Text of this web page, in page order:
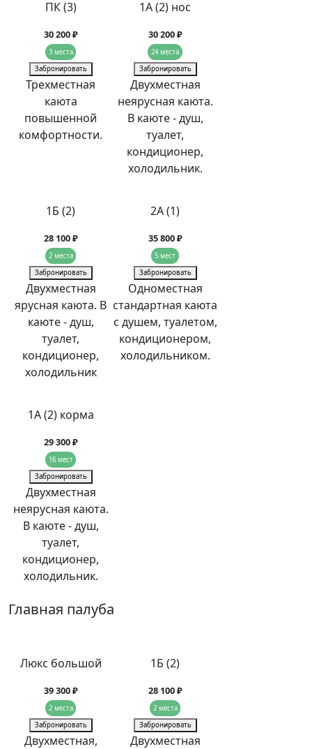
ПК (3)
30 200 ₽
3 места
Забронировать
Трехместная
каюта
повышенной
комфортности.
1А (2) нос
30 200 ₽
24 места
Забронировать
Двухместная
неярусная каюта.
В каюте - душ,
туалет,
кондиционер,
холодильник.
1Б (2)
28 100 ₽
2 места
Забронировать
Двухместная
ярусная каюта. В
каюте - душ,
туалет,
кондиционер,
холодильник
2А (1)
35 800 ₽
5 мест
Забронировать
Одноместная
стандартная каюта
с душем, туалетом,
кондиционером,
холодильником.
1А (2) корма
29 300 ₽
16 мест
Забронировать
Двухместная
неярусная каюта.
В каюте - душ,
туалет,
кондиционер,
холодильник.
Главная палуба
Люкс большой
39 300 ₽
2 места
Забронировать
Двухместная,
1Б (2)
28 100 ₽
2 места
Забронировать
Двухместная